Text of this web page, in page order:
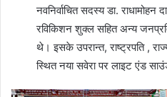
नवनिर्वाचित सदस्य डा.
रविकिशन शुक्ल सहित अन्य
थे। इसके उपरान्त, राष्ट्रपति ,
स्थित नया सवेरा पर लाइट एंड